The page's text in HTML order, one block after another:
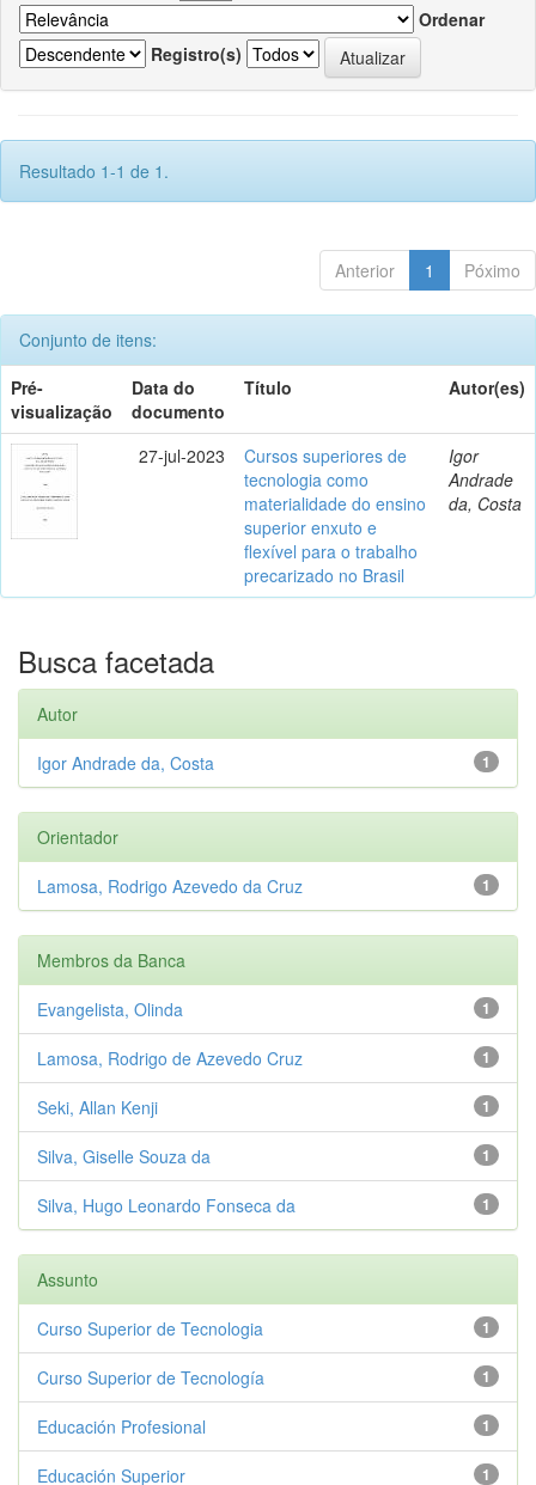
Ordenar
Registro(s)
Resultado 1-1 de 1.
Anterior 1 Póximo
Conjunto de itens:
Pré-
visualização
Data do
documento
Título Autor(es)
27-jul-2023
Cursos superiores de
tecnologia como
materialidade do ensino
superior enxuto e
flexível para o trabalho
precarizado no Brasil
Igor
Andrade
da, Costa
Busca facetada
Autor
1
Igor Andrade da, Costa
Orientador
1
Lamosa, Rodrigo Azevedo da Cruz
Membros da Banca
1
Evangelista, Olinda
1
Lamosa, Rodrigo de Azevedo Cruz
1
Seki, Allan Kenji
1
Silva, Giselle Souza da
1
Silva, Hugo Leonardo Fonseca da
Assunto
1
Curso Superior de Tecnologia
1
Curso Superior de Tecnología
1
Educación Profesional
1
Educación Superior